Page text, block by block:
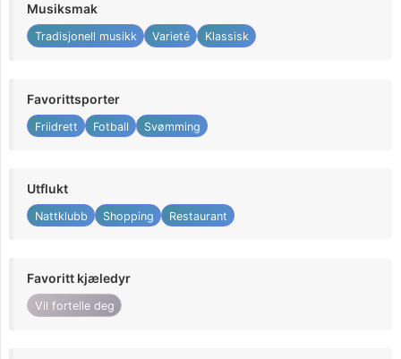
Musiksmak
Tradisjonell musikk Varieté Klassisk
Favorittsporter
Friidrett Fotball Svømming
Utflukt
Nattklubb Shopping Restaurant
Favoritt kjæledyr
Vil fortelle deg